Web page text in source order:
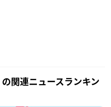
関連ニュースランキン